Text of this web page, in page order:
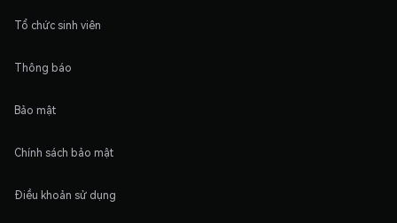
Tổ chức sinh viên
Thông báo
Bảo mật
Chính sách bảo mật
Điều khoản sử dụng